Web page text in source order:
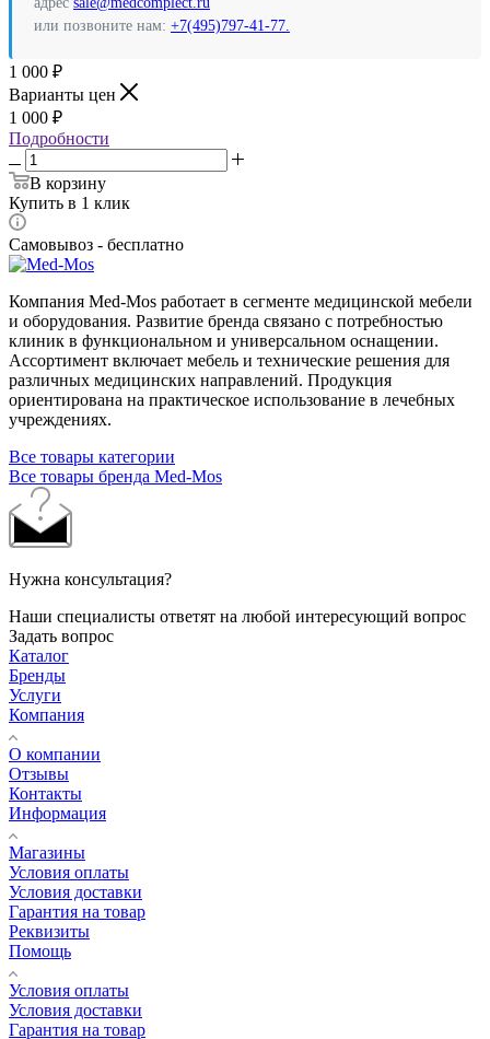
или позвоните нам: +7(495)797-41-77.
1 000 ₽
Варианты цен
1 000 ₽
Подробности
В корзину
Купить в 1 клик
Самовывоз - бесплатно
Компания Med-Mos работает в сегменте медицинской мебели
и оборудования. Развитие бренда связано с потребностью
клиник в функциональном и универсальном оснащении.
Ассортимент включает мебель и технические решения для
различных медицинских направлений. Продукция
ориентирована на практическое использование в лечебных
учреждениях.
Все товары категории
Все товары бренда Med-Mos
Нужна консультация?
Наши специалисты ответят на любой интересующий вопрос
Задать вопрос
Каталог
Бренды
Услуги
Компания
О компании
Отзывы
Контакты
Информация
Магазины
Условия оплаты
Условия доставки
Гарантия на товар
Реквизиты
Помощь
Условия оплаты
Условия доставки
Гарантия на товар